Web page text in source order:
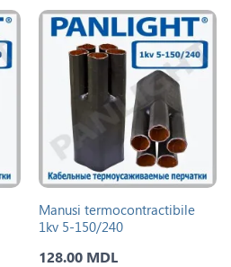
Manusi termocontractibile
1kv 5-150/240
128.00 MDL